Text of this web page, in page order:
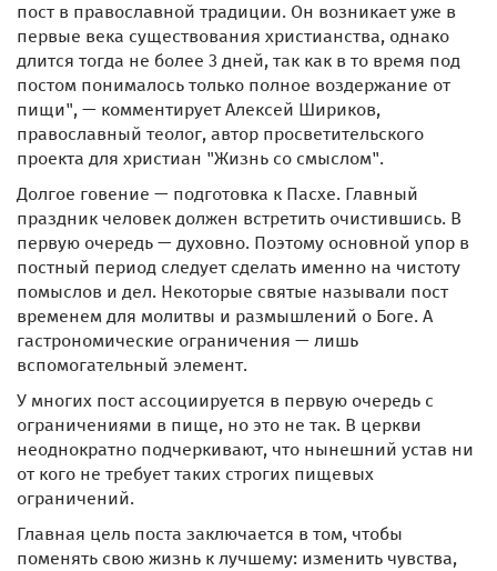
пост в православной традиции. Он возникает уже в
первые века существования христианства, однако
длится тогда не более 3 дней, так как в то время под
постом понималось только полное воздержание от
пищи", — комментирует Алексей Шириков,
православный теолог, автор просветительского
проекта для христиан "Жизнь со смыслом".
Долгое говение — подготовка к Пасхе. Главный
праздник человек должен встретить очистившись. В
первую очередь — духовно. Поэтому основной упор в
постный период следует сделать именно на чистоту
помыслов и дел. Некоторые святые называли пост
временем для молитвы и размышлений о Боге. А
гастрономические ограничения — лишь
вспомогательный элемент.
У многих пост ассоциируется в первую очередь с
ограничениями в пище, но это не так. В церкви
неоднократно подчеркивают, что нынешний устав ни
от кого не требует таких строгих пищевых
ограничений.
Главная цель поста заключается в том, чтобы
поменять свою жизнь к лучшему: изменить чувства,